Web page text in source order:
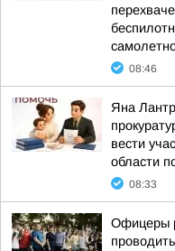
08:46
Яна
вести
области
08:33
Офицеры